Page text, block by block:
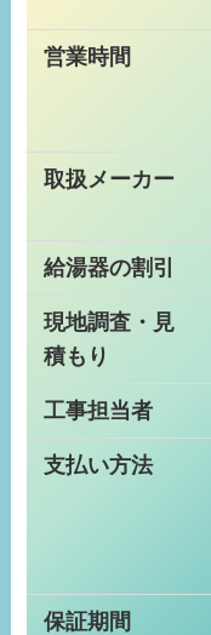
営業時間
取扱メーカー
給湯器の割引
現地調査・見
積もり
工事担当者
支払い方法
保証期間